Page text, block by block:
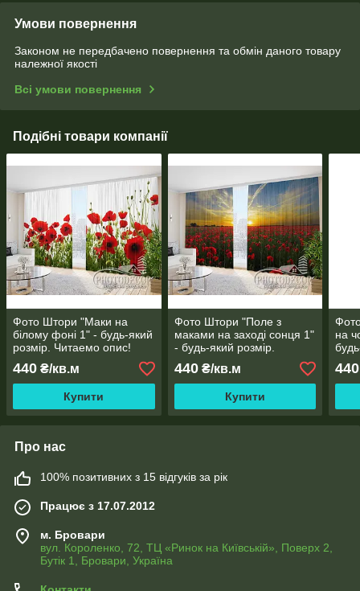
Умови повернення
Законом не передбачено повернення та обмін даного товару
належної якості
Всі умови повернення
Подібні товари компанії
Фото Штори "Маки на
білому фоні 1" - будь-який
розмір. Читаемо опис!
440 ₴/кв.м
Купити
Фото Штори "Поле з
маками на заході сонця 1"
- будь-який розмір.
440₴/кв.м
Купити
на
440
Про нас
100% позитивних з 15 відгуків за рік
Працює з 17.07.2012
м. Бровари
вул. Короленко, 72, ТЦ «Ринок на Київській», Поверх 2,
Бутік 1, Бровари, Україна